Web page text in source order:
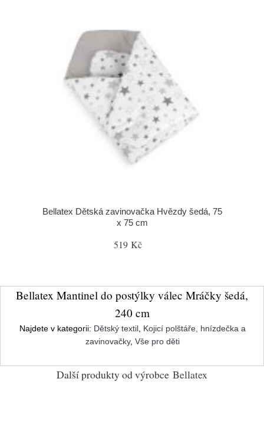
Bellatex Dětská zavinovačka Hvězdy šedá, 75
x 75 cm
519 Kč
Bellatex Mantinel do postýlky válec Mráčky šedá,
240 cm
Najdete v kategorii: Dětský textil Kojicí polštáře, hnízdečka a
zavinovačky, Vše pro děti
Další produkty od výrobce Bellatex